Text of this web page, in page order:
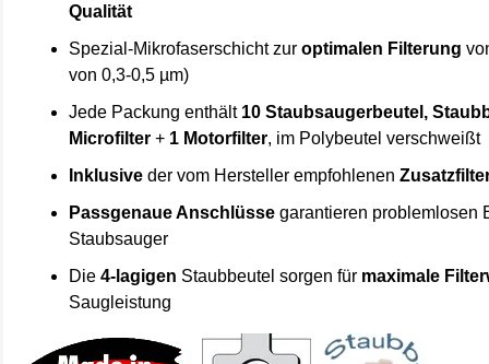
Qualität
Spezial-Mikrofaserschicht zuroptimalen Filterung
von 0,3-0,5 µm)
Jede Packung enthält 10 Staubsaugerbeutel,
Microfilter + 1 Motorfilter, im Polybeutel verschweißt
Inklusive der vom Hersteller empfohlenen
Passgenaue Anschlüsse garantieren problemlosen
Staubsauger
Die4-lagigen Staubbeutel sorgen für maximale
Saugleistung